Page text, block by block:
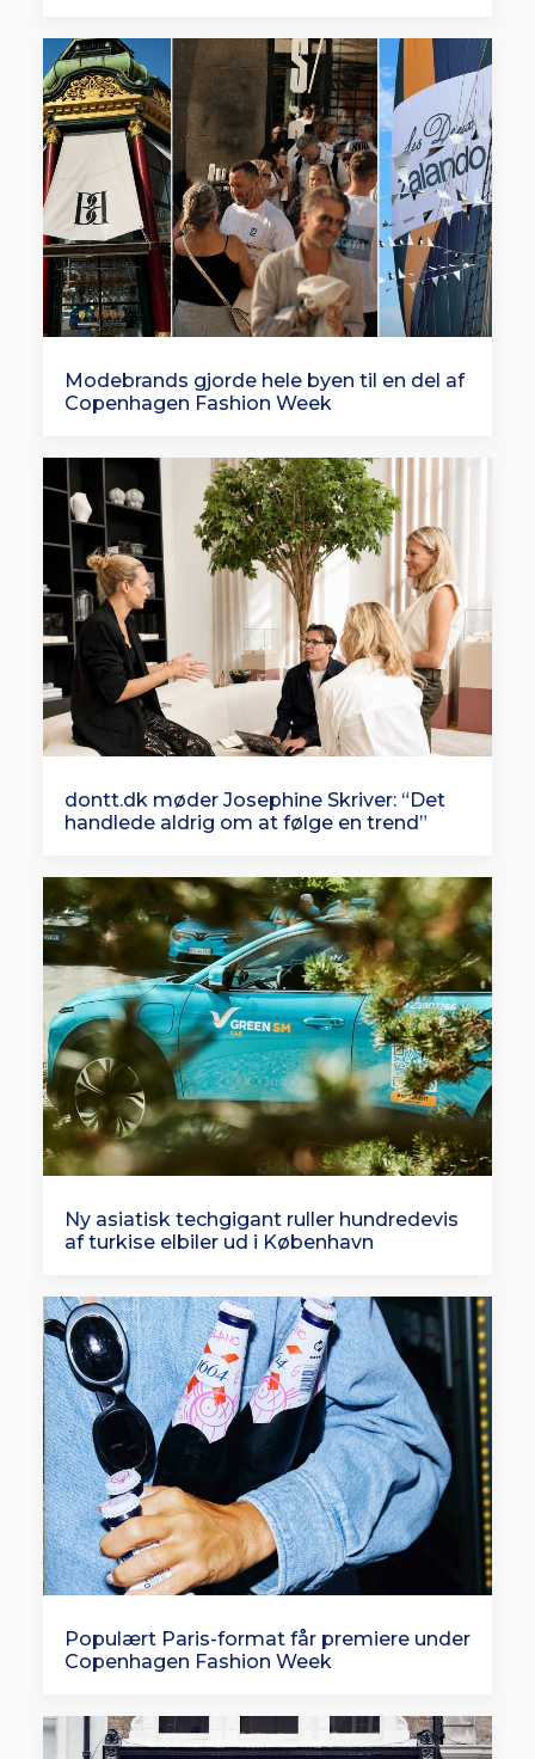
Modebrands gjorde hele byen til en del af
Copenhagen Fashion Week
dontt.dk møder Josephine Skriver: “Det
handlede aldrig om at følge en trend”
Ny asiatisk techgigant ruller hundredevis
af turkise elbiler ud i København
Populært Paris-format får premiere under
Copenhagen Fashion Week